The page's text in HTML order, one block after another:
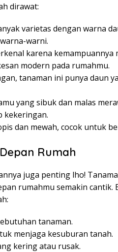
dirawat:
varietas dengan warna
warni.
karena kemampuannya
modern pada rumahmu.
tanaman ini punya daun
yang sibuk dan malas
kekeringan.
dan mewah, cocok untuk
Rumah
juga penting lho!
rumahmu semakin cantik.
tanaman.
menjaga kesuburan tanah.
kering atau rusak.